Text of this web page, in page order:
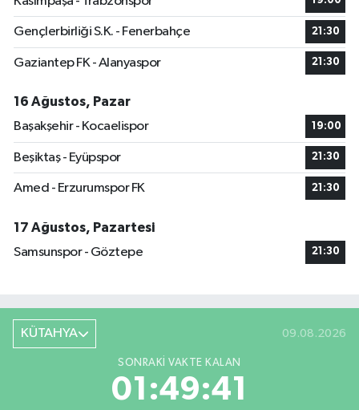
Gençlerbirliği S.K. - Fenerbahçe 21:30
Gaziantep FK - Alanyaspor 21:30
16 Ağustos, Pazar
Başakşehir - Kocaelispor
19:00
Beşiktaş - Eyüpspor 21:30
Amed - Erzurumspor FK 21:30
17 Ağustos, Pazartesi
Samsunspor - Göztepe
21:30
KÜTAHYA 09.08.2026
SONRAKI VAKTE KALAN
01:49:40